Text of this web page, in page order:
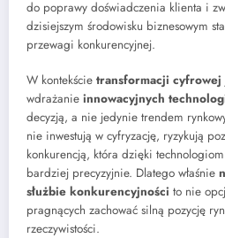
do poprawy doświadczenia klienta i
dzisiejszym środowisku biznesowym
przewagi konkurencyjnej.
W kontekście transformacji cyfrowej
wdrażanie innowacyjnych
decyzją, a nie jedynie trendem
nie inwestują w cyfryzację, ryzykują
konkurencją, która dzięki
bardziej precyzyjnie. Dlatego właśnie
służbie konkurencyjności to nie
pragnących zachować silną pozycję
rzeczywistości.